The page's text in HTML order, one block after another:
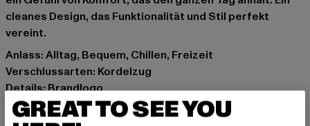
cleanes Design, das Funktionalität und Stil perfekt
vereint.
Anlass: Alltag, Bequem, Chillen, Freizeit
Verschlussarten: Kordelzug
Details: Brandlogo
Schnitt: Figurbetont
Marke: MOROTAI
GREAT TO SEE YOU